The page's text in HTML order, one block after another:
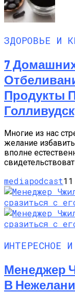
ЗДОРОВЬЕ И
7
Продукты
Многие из нас
желание
вполне
mediapodcast
ИНТЕРЕСНОЕ
Менеджер
В